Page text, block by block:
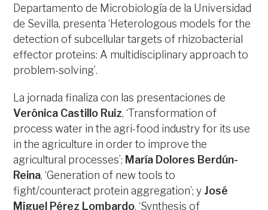
Departamento de Microbiología de la Universidad
de Sevilla, presenta ‘Heterologous models for the
detection of subcellular targets of rhizobacterial
effector proteins: A multidisciplinary approach to
problem-solving’.
La jornada finaliza con las presentaciones de
Verónica Castillo Ruiz, ‘Transformation of
process water in the agri-food industry for its use
in the agriculture in order to improve the
agricultural processes’; María Dolores Berdún-
Reina, ‘Generation of new tools to
fight/counteract protein aggregation’; y José
Miguel Pérez Lombardo, ‘Synthesis of